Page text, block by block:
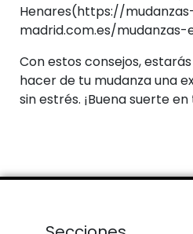
Henares(https://
madrid.com.es/
Con estos consejos,
hacer de tu mudanza una
sin estrés. ¡Buena suerte